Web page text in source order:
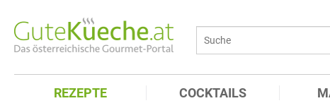
REZEPTE COCKTAILS